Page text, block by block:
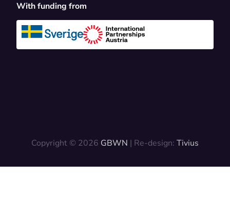
With funding from
Copyright © 2026 GBWN | Re-design: Tivius